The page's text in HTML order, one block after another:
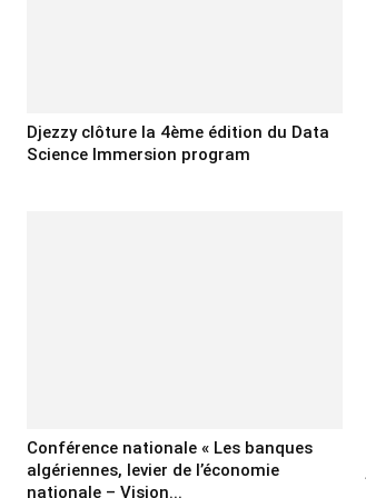
Djezzy clôture la 4ème édition du Data
Science Immersion program
Conférence nationale « Les banques
algériennes, levier de l’économie
nationale – Vision...